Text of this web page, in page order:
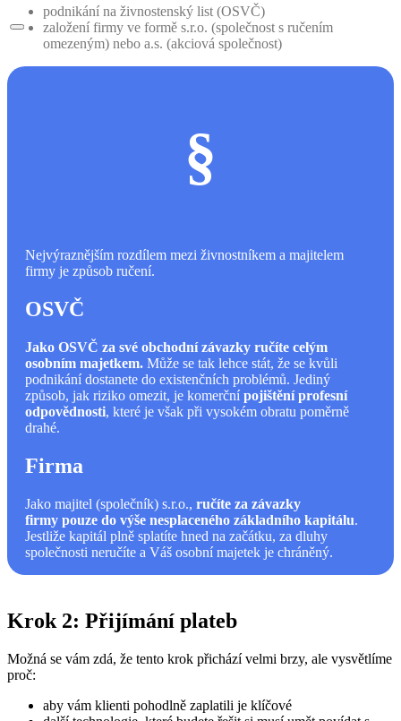
podnikání na živnostenský list (OSVČ)
založení firmy ve formě s.r.o. (společnost s ručením
omezeným) nebo a.s. (akciová společnost)
§
Nejvýraznějším rozdílem mezi živnostníkem a majitelem
firmy je způsob ručení.
OSVČ
Jako OSVČ za své obchodní závazky ručíte celým
osobním majetkem. Může se tak lehce stát, že se kvůli
podnikání dostanete do existenčních problémů. Jediný
způsob, jak riziko omezit, je komerční pojištění profesní
odpovědnosti, které je však při vysokém obratu poměrně
drahé.
Firma
Jako majitel (společník) s.r.o., ručíte za závazky
firmy pouze do výše nesplaceného základního kapitálu.
Jestliže kapitál plně splatíte hned na začátku, za dluhy
společnosti neručíte a Váš osobní majetek je chráněný.
Krok 2: Přijímání plateb
Možná se vám zdá, že tento krok přichází velmi brzy, ale vysvětlíme
proč:
aby vám klienti pohodlně zaplatili je klíčové